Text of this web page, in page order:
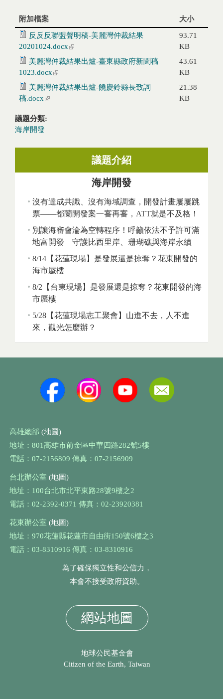
附加檔案 大小
反反反聯盟聲明稿-美麗灣仲裁結果
20201024.docx (link is external)
93.71
KB
美麗灣仲裁結果出爐-臺東縣政府新聞稿
1023.docx (link is external)
43.61
KB
美麗灣仲裁結果出爐-饒慶鈴縣長致詞
稿.docx (link is external)
21.38
KB
議題分類:
海岸開發
議題介紹
海岸開發
沒有達成共識、沒有海域調查，開發計畫屢屢跳
票——都蘭開發案一審再審，ATT就是不及格！
別讓海審會淪為空轉程序！呼籲依法不予許可滿
地富開發 守護比西里岸、珊瑚礁與海岸永續
8/14【花蓮現場】是發展還是掠奪？花東開發的
海市蜃樓
8/2【台東現場】是發展還是掠奪？花東開發的海
市蜃樓
5/28【花蓮現場志工聚會】山進不去，人不進
來，觀光怎麼辦？
高雄總部 (地圖)
地址：801高雄市前金區中華四路282號5樓
電話：07-2156809 傳真：07-2156909
台北辦公室 (地圖)
地址：100台北市北平東路28號9樓之2
電話：02-2392-0371 傳真：02-23920381
花東辦公室 (地圖)
地址：970花蓮縣花蓮市自由街150號6樓之3
電話：03-8310916 傳真：03-8310916
為了確保獨立性和公信力，
本會不接受政府資助。
網站地圖
地球公民基金會
Citizen of the Earth, Taiwan